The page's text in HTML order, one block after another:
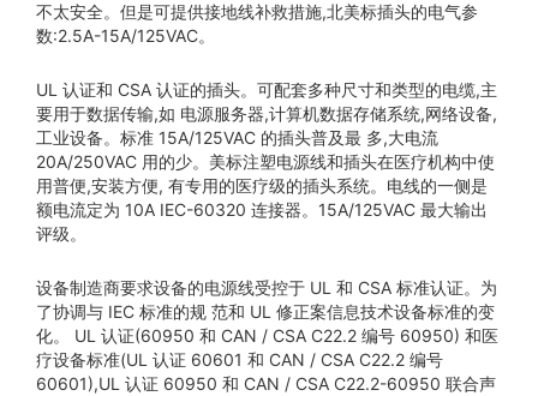
不太安全。但是可提供接地线补救措施,北美标插头的电气参
数:2.5A-15A/125VAC。
UL 认证和 CSA 认证的插头。可配套多种尺寸和类型的电缆,主
要用于数据传输,如 电源服务器,计算机数据存储系统,网络设备,
工业设备。标准 15A/125VAC 的插头普及最 多,大电流
20A/250VAC 用的少。美标注塑电源线和插头在医疗机构中使
用普便,安装方便, 有专用的医疗级的插头系统。电线的一侧是
额电流定为 10A IEC-60320 连接器。15A/125VAC 最大输出
评级。
设备制造商要求设备的电源线受控于 UL 和 CSA 标准认证。为
了协调与 IEC 标准的规 范和 UL 修正案信息技术设备标准的变
化。 UL 认证(60950 和 CAN / CSA C22.2 编号 60950) 和医
疗设备标准(UL 认证 60601 和 CAN / CSA C22.2 编号
60601),UL 认证 60950 和 CAN / CSA C22.2-60950 联合声